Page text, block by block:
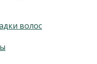
волос